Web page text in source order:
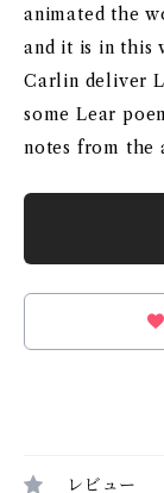
animated the
and it is in this
Carlin deliver
some Lear
notes from the
レビュー